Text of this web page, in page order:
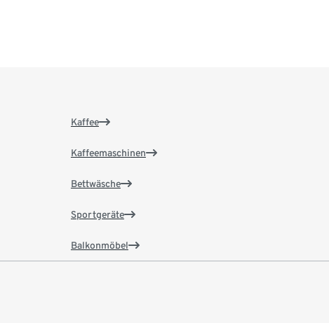
Kaffee
Kaffeemaschinen
Bettwäsche
Sportgeräte
Balkonmöbel